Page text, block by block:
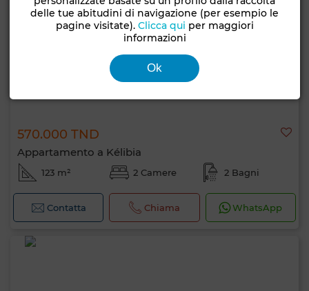
570.000 TND
Appartamento a Kélibia
123 m² 2 Camere 2 Bagni
Contatta Chiama WhatsApp
delle tue abitudini di navigazione (per esempio le
pagine visitate). Clicca qui per maggiori
informazioni
Ok